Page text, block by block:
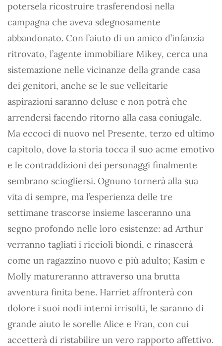
potersela ricostruire trasferendosi nella
campagna che aveva sdegnosamente
abbandonato. Con l’aiuto di un amico d’infanzia
ritrovato, l’agente immobiliare Mikey, cerca una
sistemazione nelle vicinanze della grande casa
dei genitori, anche se le sue velleitarie
aspirazioni saranno deluse e non potrà che
arrendersi facendo ritorno alla casa coniugale.
Ma eccoci di nuovo nel Presente, terzo ed ultimo
capitolo, dove la storia tocca il suo acme emotivo
e le contraddizioni dei personaggi finalmente
sembrano sciogliersi. Ognuno tornerà alla sua
vita di sempre, ma l’esperienza delle tre
settimane trascorse insieme lasceranno una
segno profondo nelle loro esistenze: ad Arthur
verranno tagliati i riccioli biondi, e rinascerà
come un ragazzino nuovo e più adulto; Kasim e
Molly matureranno attraverso una brutta
avventura finita bene. Harriet affronterà con
dolore i suoi nodi interni irrisolti, le saranno di
grande aiuto le sorelle Alice e Fran, con cui
accetterà di ristabilire un vero rapporto affettivo.